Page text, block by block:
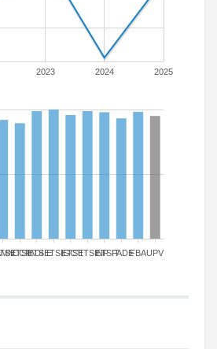
2023 2024 2025
ETSIADI
ETSIEETSIGCT
ETSIIETSINFETSITFADEFBAUPV